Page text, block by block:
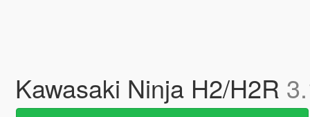
Kawasaki Ninja H2/H2R